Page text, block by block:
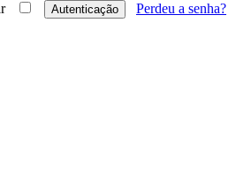
Perdeu a senha?